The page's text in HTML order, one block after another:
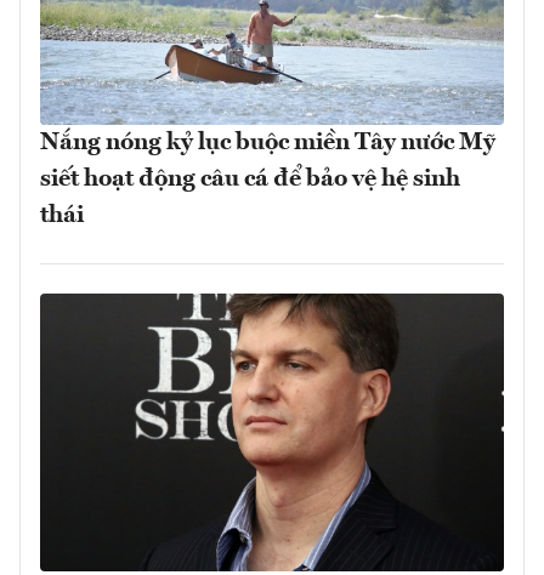
Nắng nóng kỷ lục buộc miền Tây nước Mỹ
siết hoạt động câu cá để bảo vệ hệ sinh
thái